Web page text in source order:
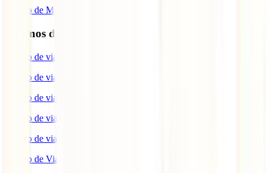
Seguro de Moto
Destinos de interés
Seguro de viaje a EEUU
Seguro de viaje a Indonesia
Seguro de viaje a Marruecos
Seguro de viaje a Reino Unido
Seguro de viaje a México
Seguro de Viaje a Tailandia